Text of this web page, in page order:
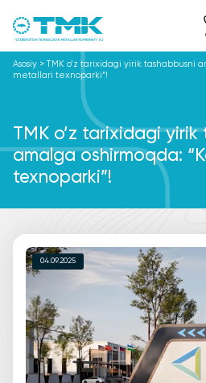
Asosiy >TMK o’z tarixidagi yirik tashabbusni
metallari texnoparki”!
TMK o’z tarixidagi
amalga oshirmoqda:
texnoparki”!
04.09.2025